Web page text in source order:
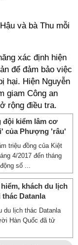
và bà Thu mỗi
xác định hiện
để đảm bảo việc
hại. Hiện Nguyễn
giam Công an
rộng điều tra.
kiểm lâm cơ
của Phượng 'râu'
triệu đồng của Kiệt
4/2017 đến tháng
số ...
khách du lịch
Datanla
du lịch thác Datanla
Hàn Quốc đã tử